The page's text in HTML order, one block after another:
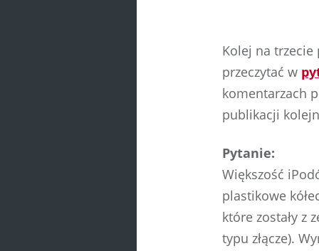
Kolej na
przeczytać w
komentarzach
publikacji
Pytanie:
Większość
plastikowe
które zostały z
typu złącze).